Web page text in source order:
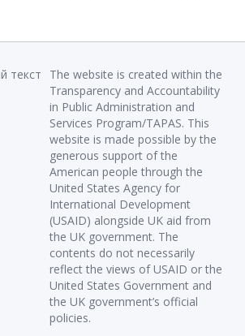
The website is created within the
Transparency and Accountability
in Public Administration and
Services Program/TAPAS. This
website is made possible by the
generous support of the
American people through the
United States Agency for
International Development
(USAID) alongside UK aid from
the UK government. The
contents do not necessarily
reflect the views of USAID or the
United States Government and
the UK government’s official
policies.